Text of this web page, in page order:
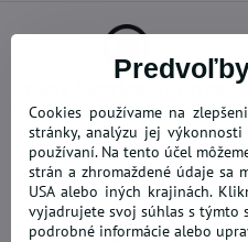
DOPRAVA ZADARMO
Cookies používame na
stránky, analýzu jej
používaní. Na tento účel
strán a zhromaždené údaje sa
USA alebo iných krajinách.
vyjadrujete svoj súhlas s týmto
podrobné informácie alebo